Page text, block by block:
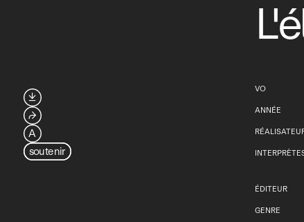
VO
ANNÉE
ÉDITEUR
GENRE

⮫
A
soutenir